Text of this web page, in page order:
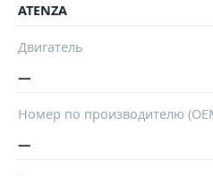
ATENZA
Двигатель
—
Номер по производителю
—